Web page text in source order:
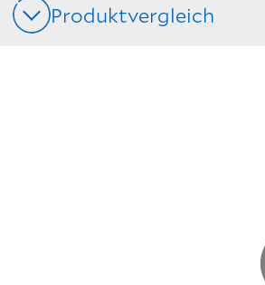
Produktvergleich